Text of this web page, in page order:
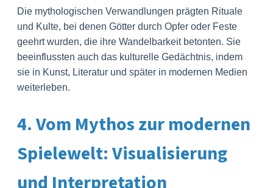
Die mythologischen Verwandlungen prägten Rituale
und Kulte, bei denen Götter durch Opfer oder Feste
geehrt wurden, die ihre Wandelbarkeit betonten. Sie
beeinflussten auch das kulturelle Gedächtnis, indem
sie in Kunst, Literatur und später in modernen Medien
weiterleben.
4. Vom Mythos zur modernen
Spielewelt: Visualisierung